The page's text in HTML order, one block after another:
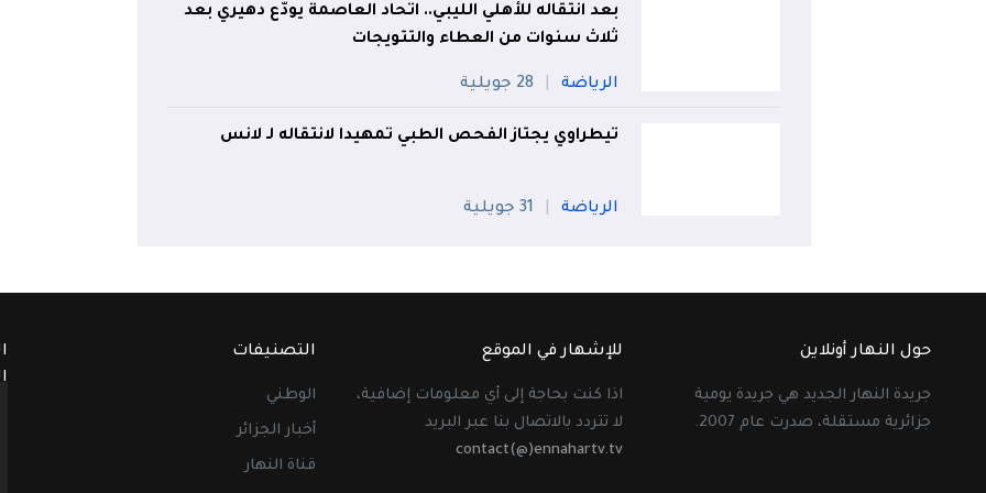
بعد انتقاله للأهلي الليبي.. اتحاد العاصمة يودّع دهيري بعد
ثلاث سنوات من العطاء والتتويجات
الرياضة 28 جويلية
تيطراوي يجتاز الفحص الطبي تمهيدا لانتقاله لـ لانس
الرياضة 31 جويلية
حول النهار أونلاين
جريدة النهار الجديد هي جريدة يومية
جزائرية مستقلة، صدرت عام 2007.
للإشهار في الموقع
اذا كنت بحاجة إلى أي معلومات إضافية،
لا تتردد بالاتصال بنا عبر البريد
contact(@)ennahartv.tv
التصنيفات
الوطني
أخبار الجزائر
قناة النهار